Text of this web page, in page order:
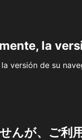
la
versión de su
んが、ご利